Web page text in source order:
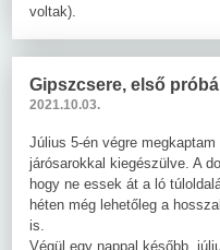
voltak).
Gipszcsere, első
2021.10.03.
Július 5-én végre
járósarokkal kiegészülve. A
hogy ne essek át a ló
héten még lehetőleg a
is.
Végül egy nappal később,